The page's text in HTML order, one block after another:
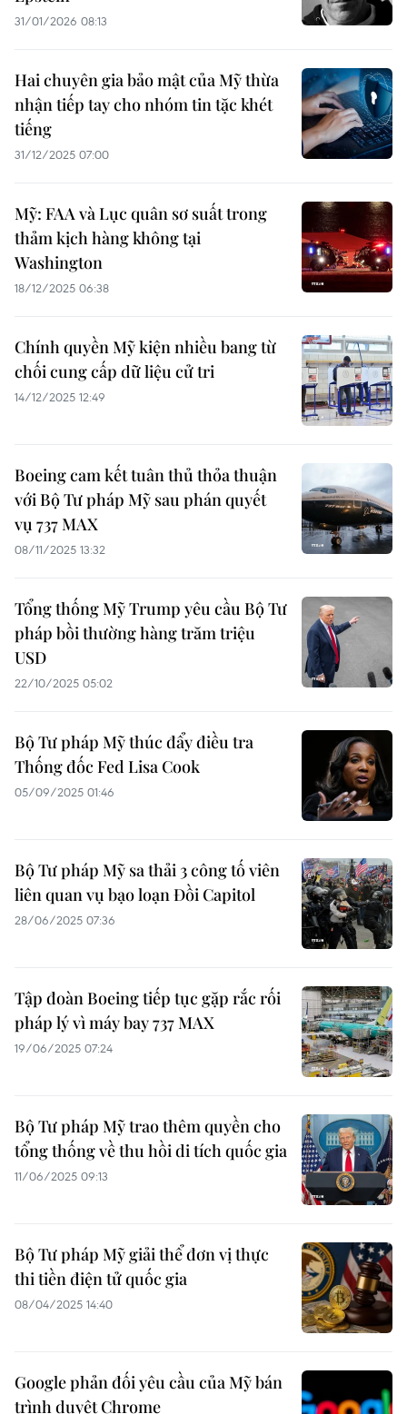
31/01/2026 08:13
Hai chuyên gia bảo mật của Mỹ thừa
nhận tiếp tay cho nhóm tin tặc khét
tiếng
31/12/2025 07:00
Mỹ: FAA và Lục quân sơ suất trong
thảm kịch hàng không tại
Washington
18/12/2025 06:38
Chính quyền Mỹ kiện nhiều bang từ
chối cung cấp dữ liệu cử tri
14/12/2025 12:49
Boeing cam kết tuân thủ thỏa thuận
với Bộ Tư pháp Mỹ sau phán quyết
vụ 737 MAX
08/11/2025 13:32
Tổng thống Mỹ Trump yêu cầu Bộ Tư
pháp bồi thường hàng trăm triệu
USD
22/10/2025 05:02
Bộ Tư pháp Mỹ thúc đẩy điều tra
Thống đốc Fed Lisa Cook
05/09/2025 01:46
Bộ Tư pháp Mỹ sa thải 3 công tố viên
liên quan vụ bạo loạn Đồi Capitol
28/06/2025 07:36
Tập đoàn Boeing tiếp tục gặp rắc rối
pháp lý vì máy bay 737 MAX
19/06/2025 07:24
Bộ Tư pháp Mỹ trao thêm quyền cho
tổng thống về thu hồi di tích quốc gia
11/06/2025 09:13
Bộ Tư pháp Mỹ giải thể đơn vị thực
thi tiền điện tử quốc gia
08/04/2025 14:40
Google phản đối yêu cầu của Mỹ bán
trình duyệt Chrome